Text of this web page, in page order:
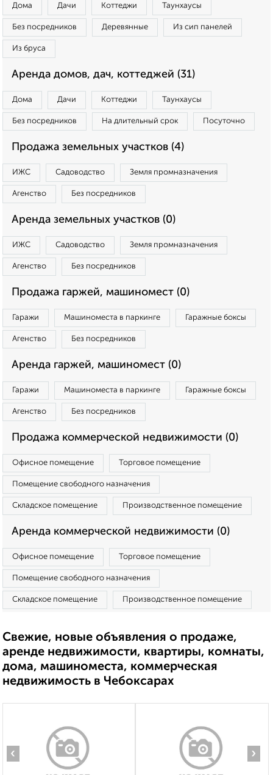
Дома Дачи Коттеджи Таунхаусы
Без посредников Деревянные Из сип панелей
Из бруса
Аренда домов, дач, коттеджей (31)
Дома Дачи Коттеджи Таунхаусы
Без посредников На длительный срок Посуточно
Продажа земельных участков (4)
ИЖС Садоводство Земля промназначения
Агенство Без посредников
Аренда земельных участков (0)
ИЖС Садоводство Земля промназначения
Агенство Без посредников
Продажа гаржей, машиномест (0)
Гаражи Машиноместа в паркинге Гаражные боксы
Агенство Без посредников
Аренда гаржей, машиномест (0)
Гаражи Машиноместа в паркинге Гаражные боксы
Агенство Без посредников
Продажа коммерческой недвижимости (0)
Офисное помещение Торговое помещение
Помещение свободного назначения
Складское помещение Производственное помещение
Аренда коммерческой недвижимости (0)
Офисное помещение Торговое помещение
Помещение свободного назначения
Складское помещение Производственное помещение
Свежие, новые объявления о продаже,
аренде недвижимости, квартиры, комнаты,
дома, машиноместа, коммерческая
недвижимость в Чебоксарах
‹ ›